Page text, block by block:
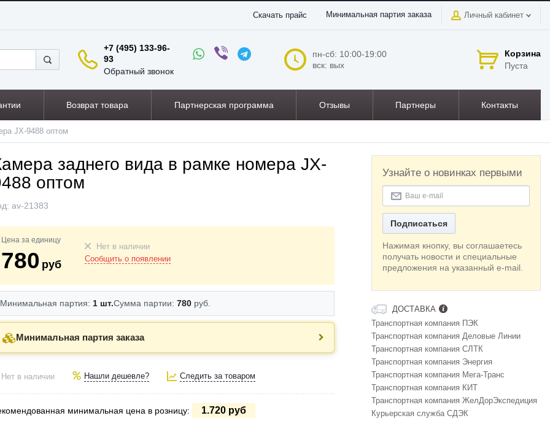
Скачать прайс Минимальная партия заказа Личный кабинет
+7 (495) 133-96-
93
Обратный звонок
пн-сб: 10:00-19:00
вск: вых
Корзина
Пуста
Возврат товара Партнерская программа Отзывы Партнеры Контакты
JX-9488 оптом
заднего вида в рамке номера JX-
оптом
av-21383
Цена за единицу
780 руб
Нет в наличии
Сообщить о появлении
Минимальная партия: 1 шт.Сумма партии: 780 руб.
Минимальная партия заказа
Нет в наличии Нашли дешевле? Следить за товаром
минимальная цена в розницу: 1.720 руб
Узнайте о новинках первыми
Подписаться
Нажимая кнопку, вы соглашаетесь
получать новости и специальные
предложения на указанный e-mail.
ДОСТАВКА
Транспортная компания ПЭК
Транспортная компания Деловые Линии
Транспортная компания СЛТК
Транспортная компания Энергия
Транспортная компания Мега-Транс
Транспортная компания КИТ
Транспортная компания ЖелДорЭкспедиция
Курьерская служба СДЭК